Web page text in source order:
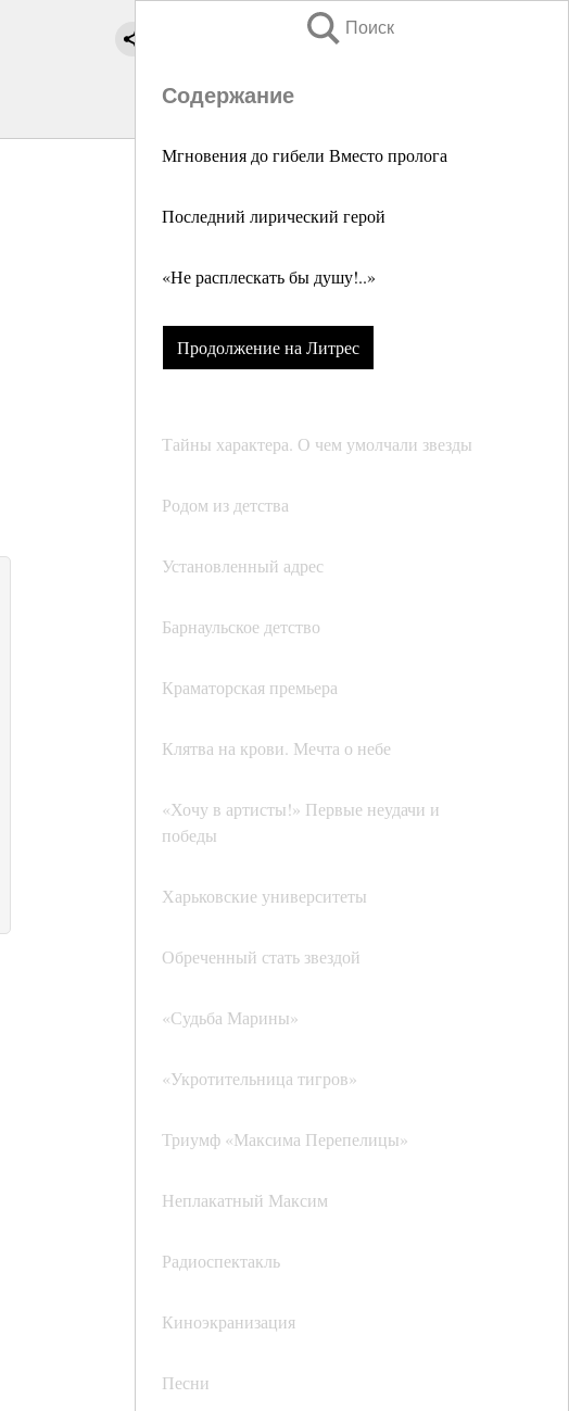
Поиск
Содержание
Мгновения до гибели Вместо пролога
Последний лирический герой
«Не расплескать бы душу!..»
Продолжение на Литрес
Тайны характера. О чем умолчали звезды
Родом из детства
Установленный адрес
Барнаульское детство
Краматорская премьера
Клятва на крови. Мечта о небе
«Хочу в артисты!» Первые неудачи и
победы
Харьковские университеты
Обреченный стать звездой
«Судьба Марины»
«Укротительница тигров»
Триумф «Максима Перепелицы»
Неплакатный Максим
Радиоспектакль
Киноэкранизация
Песни